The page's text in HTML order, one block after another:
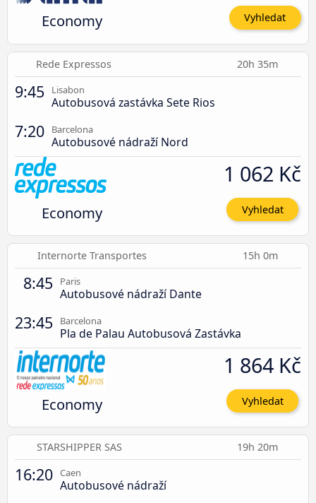
Economy Vyhledat
Rede Expressos 20h 35m
9:45 Lisabon
Autobusová zastávka Sete Rios
7:20 Barcelona
Autobusové nádraží Nord
Economy
1 062 Kč
Vyhledat
Internorte Transportes 15h 0m
8:45 Paris
Autobusové nádraží Dante
23:45 Barcelona
Pla de Palau Autobusová Zastávka
Economy
1 864 Kč
Vyhledat
STARSHIPPER SAS 19h 20m
16:20 Caen
Autobusové nádraží